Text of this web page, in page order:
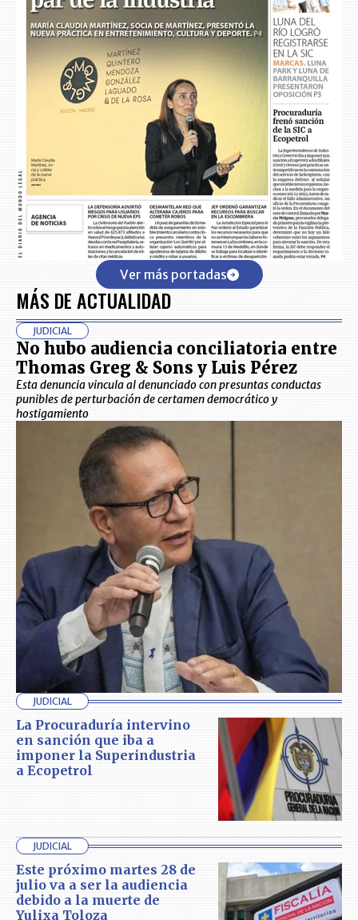
Ver más portadas
MÁS DE ACTUALIDAD
JUDICIAL
No hubo audiencia conciliatoria entre
Thomas Greg & Sons y Luis Pérez
Esta denuncia vincula al denunciado con presuntas conductas
punibles de perturbación de certamen democrático y
hostigamiento
JUDICIAL
La Procuraduría intervino
en sanción que iba a
imponer la Superindustria
a Ecopetrol
JUDICIAL
Este próximo martes 28 de
julio va a ser la audiencia
debido a la muerte de
Yulixa Toloza